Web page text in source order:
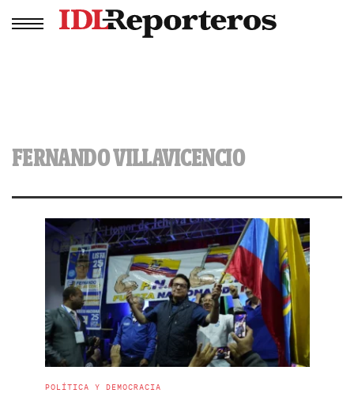
FERNANDO VILLAVICENCIO
POLÍTICA Y DEMOCRACIA